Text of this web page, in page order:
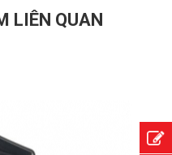
LIÊN QUAN